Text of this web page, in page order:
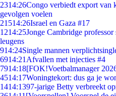
2314:26Congo verbiedt export van
gevolgen voelen
21514:26Israel en Gaza #17
1214:25Jonge Cambridge
leugens
914:24Single mannen
6914:21 Afvallen met injecties #4
7914:18[FOK!Voetbalmanager
4514:17Woningtekort: dus ga je
1414:1397-jarige Betty verbreekt